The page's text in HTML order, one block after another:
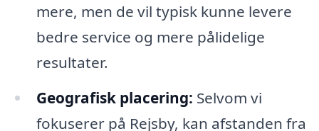
mere, men de vil typisk kunne levere
bedre service og mere pålidelige
resultater.
Geografisk placering: Selvom vi
fokuserer på Rejsby, kan afstanden fra